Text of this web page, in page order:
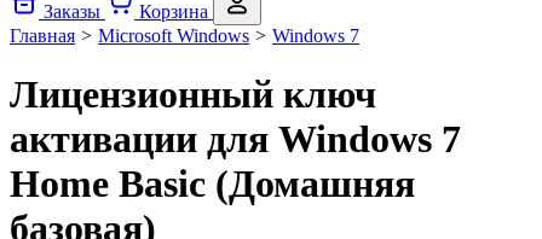
Заказы
Корзина
Главная > Microsoft Windows > Windows 7
Лицензионный ключ
активации для Windows 7
Home Basic (Домашняя
базовая)